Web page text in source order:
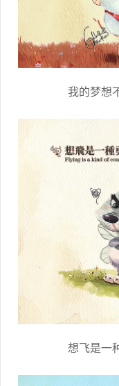
我的梦想
想飞是一